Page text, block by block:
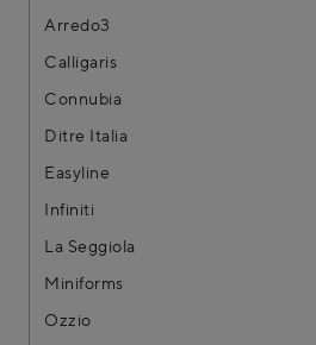
Arredo3
Calligaris
Connubia
Ditre Italia
Easyline
Infiniti
La Seggiola
Miniforms
Ozzio